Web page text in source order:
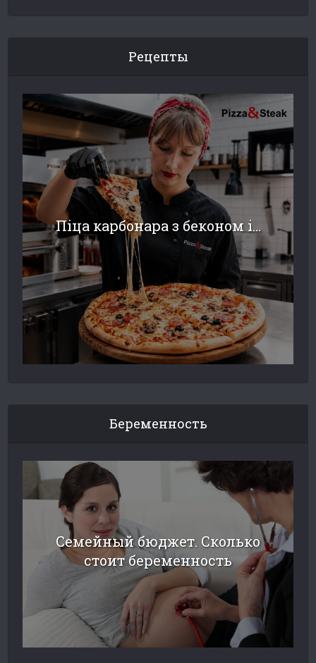
Рецепты
Піца карбонара з беконом і...
Беременность
Семейный бюджет. Сколько
стоит беременность